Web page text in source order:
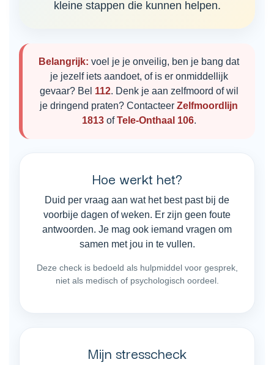
kleine stappen die kunnen helpen.
Belangrijk: voel je je onveilig, ben je bang dat
je jezelf iets aandoet, of is er onmiddellijk
gevaar? Bel 112. Denk je aan zelfmoord of wil
je dringend praten? Contacteer Zelfmoordlijn
1813ofTele-Onthaal 106.
Hoe werkt het?
Duid per vraag aan wat het best past bij de
voorbije dagen of weken. Er zijn geen foute
antwoorden. Je mag ook iemand vragen om
samen met jou in te vullen.
Deze check is bedoeld als hulpmiddel voor gesprek,
niet als medisch of psychologisch oordeel.
Mijn stresscheck